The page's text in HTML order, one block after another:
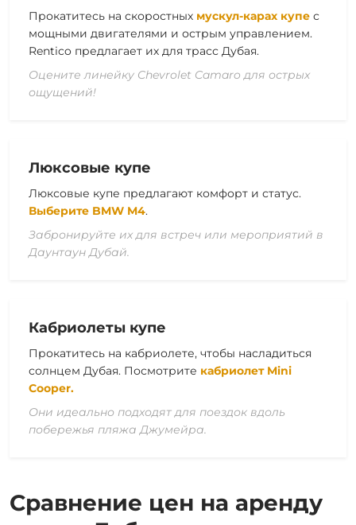
Прокатитесь на скоростных мускул-карах купе с
мощными двигателями и острым управлением.
Rentico предлагает их для трасс Дубая.
Оцените линейку Chevrolet Camaro для острых
ощущений!
Люксовые купе
Люксовые купе предлагают комфорт и статус.
Выберите BMW M4.
Забронируйте их для встреч или мероприятий в
Даунтаун Дубай.
Кабриолеты купе
Прокатитесь на кабриолете, чтобы насладиться
солнцем Дубая. Посмотрите кабриолет Mini
Cooper.
Они идеально подходят для поездок вдоль
побережья пляжа Джумейра.
Сравнение цен на аренду